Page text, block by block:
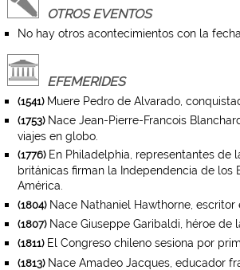
OTROS EVENTOS
No hay otros acontecimientos con la
EFEMERIDES
(1541)Muere Pedro de Alvarado,
(1753)Nace Jean-Pierre-Francois
viajes en globo.
(1776)En Philadelphia, representantes de
británicas firman la Independencia de los
América.
(1804)Nace Nathaniel Hawthorne, escritor
(1807)Nace Giuseppe Garibaldi, héroe de
(1811)El Congreso chileno sesiona por
(1813)Nace Amadeo Jacques, educador